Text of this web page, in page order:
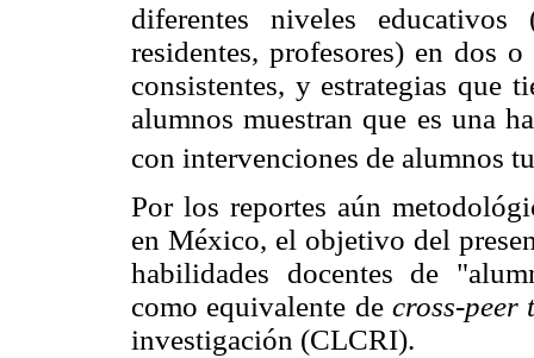
diferentes niveles educativos
residentes, profesores) en dos
consistentes, y estrategias que
alumnos muestran que es una
con intervenciones de alumnos
Por los reportes aún
en México, el objetivo del
habilidades docentes de
como equivalente de cross-peer
investigación (CLCRI).